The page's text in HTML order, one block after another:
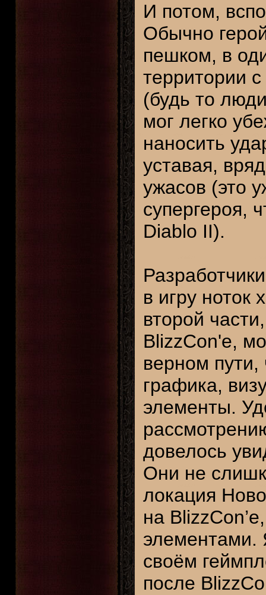
И потом,
Обычно
пешком, в
территории
(будь то
мог легко
наносить
уставая,
ужасов (это
супергероя,
Diablo II).
в игру ноток
второй
BlizzCon'е,
верном пути,
графика,
элементы.
довелось
Они не
локация
на
элементами.
своём
после